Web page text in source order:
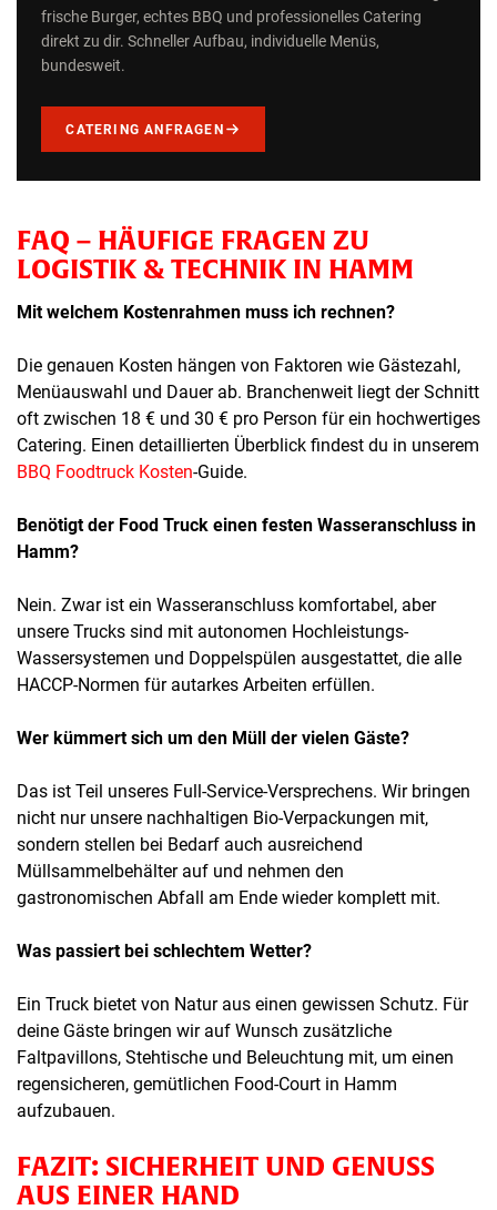
frische Burger, echtes BBQ und professionelles Catering
direkt zu dir. Schneller Aufbau, individuelle Menüs,
bundesweit.
CATERING ANFRAGEN
FAQ – HÄUFIGE FRAGEN ZU
LOGISTIK & TECHNIK IN HAMM
Mit welchem Kostenrahmen muss ich rechnen?
Die genauen Kosten hängen von Faktoren wie Gästezahl,
Menüauswahl und Dauer ab. Branchenweit liegt der Schnitt
oft zwischen 18 € und 30 € pro Person für ein hochwertiges
Catering. Einen detaillierten Überblick findest du in unserem
BBQ Foodtruck Kosten-Guide.
Benötigt der Food Truck einen festen Wasseranschluss in
Hamm?
Nein. Zwar ist ein Wasseranschluss komfortabel, aber
unsere Trucks sind mit autonomen Hochleistungs-
Wassersystemen und Doppelspülen ausgestattet, die alle
HACCP-Normen für autarkes Arbeiten erfüllen.
Wer kümmert sich um den Müll der vielen Gäste?
Das ist Teil unseres Full-Service-Versprechens. Wir bringen
nicht nur unsere nachhaltigen Bio-Verpackungen mit,
sondern stellen bei Bedarf auch ausreichend
Müllsammelbehälter auf und nehmen den
gastronomischen Abfall am Ende wieder komplett mit.
Was passiert bei schlechtem Wetter?
Ein Truck bietet von Natur aus einen gewissen Schutz. Für
deine Gäste bringen wir auf Wunsch zusätzliche
Faltpavillons, Stehtische und Beleuchtung mit, um einen
regensicheren, gemütlichen Food-Court in Hamm
aufzubauen.
FAZIT: SICHERHEIT UND GENUSS
AUS EINER HAND